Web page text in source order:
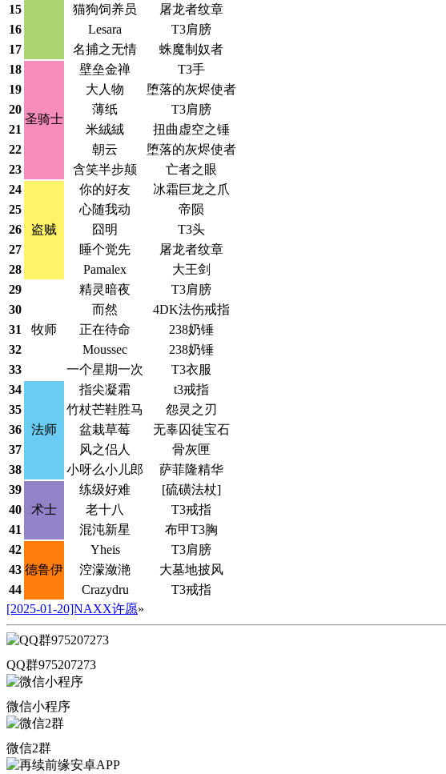
15
猫狗饲养员
屠龙者纹章
16
Lesara
T3肩膀
17
名捕之无情
蛛魔制奴者
18
圣骑士
壁垒金禅
T3手
19
大人物
堕落的灰烬使者
20
薄纸
T3肩膀
21
米絨絨
扭曲虚空之锤
22
朝云
堕落的灰烬使者
23
含笑半步颠
亡者之眼
24
盗贼
你的好友
冰霜巨龙之爪
25
心随我动
帝陨
26
囧明
T3头
27
睡个觉先
屠龙者纹章
28
Pamalex
大王剑
29
牧师
精灵暗夜
T3肩膀
30
而然
4DK法伤戒指
31
正在待命
238奶锤
32
Moussec
238奶锤
33
一个星期一次
T3衣服
34
法师
指尖凝霜
t3戒指
35
竹杖芒鞋胜马
怨灵之刃
36
盆栽草莓
无辜囚徒宝石
37
风之侣人
骨灰匣
38
小呀么小儿郎
萨菲隆精华
39
术士
练级好难
[硫磺法杖]
40
老十八
T3戒指
41
混沌新星
布甲T3胸
42
德鲁伊
Yheis
T3肩膀
43
涳濛潋滟
大墓地披风
44
Crazydru
T3戒指
[2025-01-20]NAXX许愿»
QQ群975207273
微信小程序
微信2群